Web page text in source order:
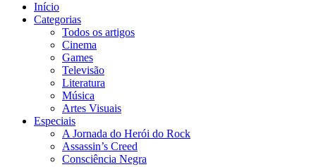
Início
Categorias
Todos os artigos
Cinema
Games
Televisão
Literatura
Música
Artes Visuais
Especiais
A Jornada do Herói do Rock
Assassin’s Creed
Consciência Negra